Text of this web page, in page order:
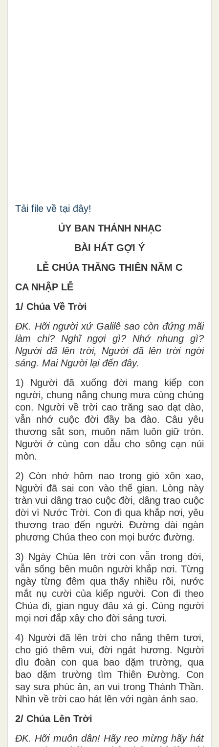
Tải file về tại đây!
ỦY BAN THÁNH NHẠC
BÀI HÁT GỢI Ý
LỄ CHÚA THĂNG THIÊN NĂM C
CA NHẬP LỄ
1/ Chúa Về Trời
ĐK. Hỡi người xứ Galilê sao còn đứng mãi
làm chi? Nghĩ ngợi gì? Nhớ nhung gì?
Người đã lên trời, Người đã lên trời ngời
sáng. Mai Người lại đến đây.
1) Người đã xuống đời mang kiếp con
người, chung nắng chung mưa cùng chúng
con. Người về trời cao trăng sao dạt dào,
vẫn nhớ cuộc đời đầy ba đào. Câu yêu
thương sắt son, muôn năm luôn giữ tròn.
Người ở cùng con dẫu cho sông cạn núi
mòn.
2) Còn nhớ hôm nao trong gió xôn xao,
Người đã sai con vào thế gian. Lòng này
tràn vui dâng trao cuộc đời, dâng trao cuộc
đời vì Nước Trời. Con đi qua khắp nơi, yêu
thương trao đến người. Đường dài ngàn
phương Chúa theo con mọi bước đường.
3) Ngày Chúa lên trời con vẫn trong đời,
vẫn sống bên muôn người khắp nơi. Từng
ngày từng đêm qua thấy nhiều rồi, nước
mắt nụ cười của kiếp người. Con đi theo
Chúa đi, gian nguy đâu xá gì. Cùng người
mọi nơi đắp xây cho đời sáng tươi.
4) Người đã lên trời cho nắng thêm tươi,
cho gió thêm vui, đời ngát hương. Người
dìu đoàn con qua bao dặm trường, qua
bao dặm trường tìm Thiên Đường. Con
say sưa phúc ân, an vui trong Thánh Thần.
Nhìn về trời cao hát lên với ngàn ánh sao.
2/ Chúa Lên Trời
ĐK. Hỡi muôn dân! Hãy reo mừng hãy hát